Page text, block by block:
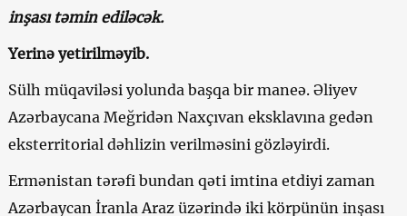
inşası təmin ediləcək.
Yerinə yetirilməyib.
Sülh müqaviləsi yolunda başqa bir maneə. Əliyev
Azərbaycana Meğridən Naxçıvan eksklavına gedən
eksterritorial dəhlizin verilməsini gözləyirdi.
Ermənistan tərəfi bundan qəti imtina etdiyi zaman
Azərbaycan İranla Araz üzərində iki körpünün inşası